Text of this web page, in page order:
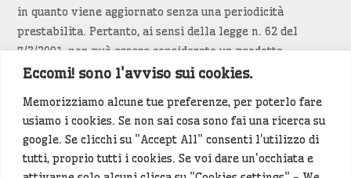
Eccomi! sono l'avviso sui cookies.
Memorizziamo alcune tue preferenze, per poterlo fare
usiamo i cookies. Se non sai cosa sono fai una ricerca su
google. Se clicchi su "Accept All" consenti l'utilizzo di
tutti, proprio tutti i cookies. Se voi dare un'occhiata e
in quanto viene aggiornato senza una periodicità
prestabilita. Pertanto, ai sensi della legge n. 62 del
7/3/2001, non può essere considerato un prodotto
editoriale.
Siamo attenti a non violare copyright e diritti
d’immagine. Se un contenuto è di tua proprietà e vuoi
richiederne la rimozionediccelo(<- clicca per inviarci un
messaggio).